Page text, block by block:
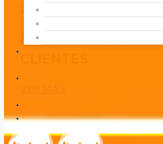
VER MÁS
PORTAL